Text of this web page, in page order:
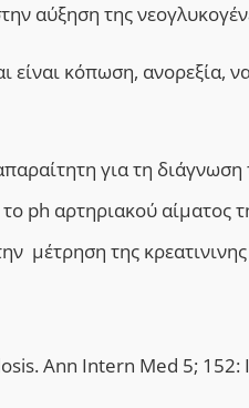
αύξηση της
κόπωση, ανορεξία,
για τη
ph αρτηριακού
μέτρηση της
Ann Intern Med 5; 152: